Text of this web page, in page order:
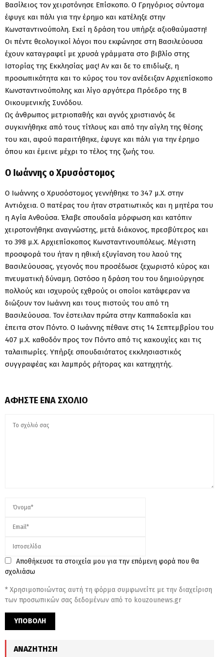
Βασίλειος τον χειροτόνησε Επίσκοπο. Ο Γρηγόριος σύντομα
έφυγε και πάλι για την έρημο και κατέληξε στην
Κωνσταντινούπολη. Εκεί η δράση του υπήρξε αξιοθαύμαστη!
Οι πέντε θεολογικοί λόγοι που εκφώνησε στη Βασιλεύουσα
έχουν καταγραφεί με χρυσά γράμματα στο βιβλίο στης
Ιστορίας της Εκκλησίας μας! Αν και δε το επιδίωξε, η
προσωπικότητα και το κύρος του τον ανέδειξαν Αρχιεπίσκοπο
Κωνσταντινούπολης και λίγο αργότερα Πρόεδρο της Β΄
Οικουμενικής Συνόδου.
Ως άνθρωπος μετριοπαθής και αγνός χριστιανός δε
συγκινήθηκε από τους τίτλους και από την αίγλη της θέσης
του και, αφού παραιτήθηκε, έφυγε και πάλι για την έρημο
όπου και έμεινε μέχρι το τέλος της ζωής του.
Ο Ιωάννης ο Χρυσόστομος
Ο Ιωάννης ο Χρυσόστομος γεννήθηκε το 347 μ.Χ. στην
Αντιόχεια. Ο πατέρας του ήταν στρατιωτικός και η μητέρα του
η Αγία Ανθούσα. Έλαβε σπουδαία μόρφωση και κατόπιν
χειροτονήθηκε αναγνώστης, μετά διάκονος, πρεσβύτερος και
το 398 μ.Χ. Αρχιεπίσκοπος Κωνσταντινουπόλεως. Μέγιστη
προσφορά του ήταν η ηθική εξυγίανση του λαού της
Βασιλεύουσας, γεγονός που προσέδωσε ξεχωριστό κύρος και
πνευματική δύναμη. Ωστόσο η δράση του του δημιούργησε
πολλούς και ισχυρούς εχθρούς οι οποίοι κατάφεραν να
διώξουν τον Ιωάννη και τους πιστούς του από τη
Βασιλεύουσα. Τον έστειλαν πρώτα στην Καππαδοκία και
έπειτα στον Πόντο. Ο Ιωάννης πέθανε στις 14 Σεπτεμβρίου του
407 μ.Χ. καθοδόν προς τον Πόντο από τις κακουχίες και τις
ταλαιπωρίες. Υπήρξε σπουδαιότατος εκκλησιαστικός
συγγραφέας και λαμπρός ρήτορας και κατηχητής.
ΑΦΉΣΤΕ ΈΝΑ ΣΧΌΛΙΟ
Αποθήκευσε τα στοιχεία μου για την επόμενη φορά που θα
σχολιάσω
* Χρησιμοποιώντας αυτή τη φόρμα συμφωνείτε με την διαχείριση
των προσωπικών σας δεδομένων από το kouzounews.gr
ΑΝΑΖΉΤΗΣΗ